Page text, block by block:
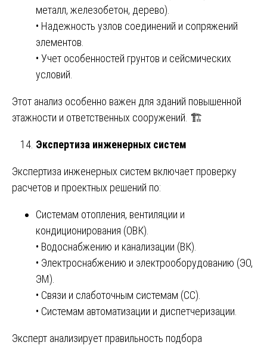
металл, железобетон, дерево).
• Надежность узлов соединений и сопряжений
элементов.
• Учет особенностей грунтов и сейсмических
условий.
Этот анализ особенно важен для зданий повышенной
этажности и ответственных сооружений. 🏗️
Экспертиза инженерных систем
Экспертиза инженерных систем включает проверку
расчетов и проектных решений по:
Системам отопления, вентиляции и
кондиционирования (ОВК).
• Водоснабжению и канализации (ВК).
• Электроснабжению и электрооборудованию (ЭО,
ЭМ).
• Связи и слаботочным системам (СС).
• Системам автоматизации и диспетчеризации.
Эксперт анализирует правильность подбора